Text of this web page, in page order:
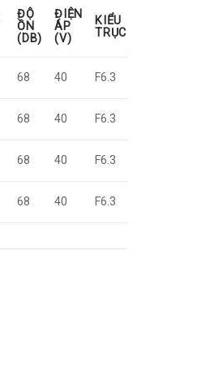
ĐỘ
ỒN
(DB)
ĐIỆN
ÁP
(V)
KIỂU
TRỤC
68 40 F6.3
68 40 F6.3
68 40 F6.3
68 40 F6.3